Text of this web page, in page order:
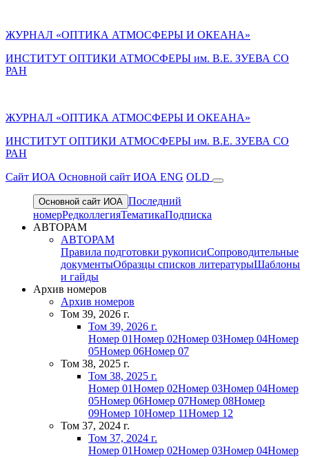
ЖУРНАЛ «ОПТИКА АТМОСФЕРЫ И ОКЕАНА»
ИНСТИТУТ ОПТИКИ АТМОСФЕРЫ им. В.Е. ЗУЕВА СО
РАН
ЖУРНАЛ «ОПТИКА АТМОСФЕРЫ И ОКЕАНА»
ИНСТИТУТ ОПТИКИ АТМОСФЕРЫ им. В.Е. ЗУЕВА СО
РАН
Cайт ИОА Основной сайт ИОА ENG OLD
Основной сайт ИОА Последний
номерРедколлегияТематикаПодписка
АВТОРАМ
АВТОРАМ
Правила подготовки рукописиСопроводительные
документыОбразцы списков литературыШаблоны
и гайды
Архив номеров
Архив номеров
Том 39, 2026 г.
Том 39, 2026 г.
Номер 01Номер 02Номер 03Номер 04Номер
05Номер 06Номер 07
Том 38, 2025 г.
Том 38, 2025 г.
Номер 01Номер 02Номер 03Номер 04Номер
05Номер 06Номер 07Номер 08Номер
09Номер 10Номер 11Номер 12
Том 37, 2024 г.
Том 37, 2024 г.
Номер 01Номер 02Номер 03Номер 04Номер